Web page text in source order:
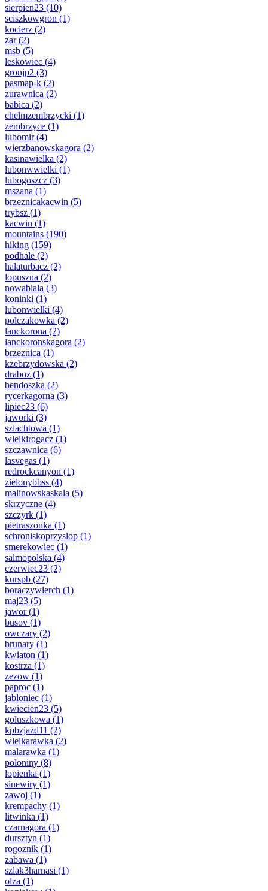
sierpien23 (10)
sciszkowgron (1)
kocierz (2)
zar(2)
msb (5)
leskowiec (4)
gronjp2 (3)
pasmap-k (2)
zurawnica (2)
babica (2)
chelmzembrzycki (1)
zembrzyce (1)
lubomir(4)
wierzbanowskagora (2)
kasinawielka (2)
lubonwwielki (1)
lubogoszcz (3)
mszana (1)
brzeznicakacwin (5)
trybsz (1)
kacwin (1)
mountains (190)
hiking (159)
podhale (2)
halaturbacz (2)
lopuszna (2)
nowabiala (3)
koninki (1)
lubonwielki (4)
polczakowka (2)
lanckorona (2)
lanckoronskagora (2)
brzeznica (1)
kzebrzydowska (2)
draboz (1)
bendoszka (2)
rycerkagorna (3)
lipiec23 (6)
jaworki (3)
szlachtowa (1)
wielkirogacz (1)
szczawnica (6)
lasvegas (1)
redrockcanyon (1)
zielonybbss (4)
malinowskaskala (5)
skrzyczne (4)
szczyrk (1)
pietraszonka (1)
schroniskoprzyslop (1)
smerekowiec (1)
salmopolska (4)
czerwiec23 (2)
kurspb (27)
boraczywierch (1)
maj23 (5)
jawor(1)
busov (1)
owczary (2)
brunary (1)
kwiaton (1)
kostrza (1)
zezow (1)
paproc (1)
jabloniec (1)
kwiecien23 (5)
goluszkowa (1)
kpbzjazd11 (2)
wielkarawka (2)
malarawka (1)
poloniny (8)
lopienka (1)
sinewiry (1)
zawoj (1)
krempachy (1)
litwinka (1)
czarnagora (1)
dursztyn (1)
rogoznik (1)
zabawa (1)
szlak3harnasi (1)
olza (1)